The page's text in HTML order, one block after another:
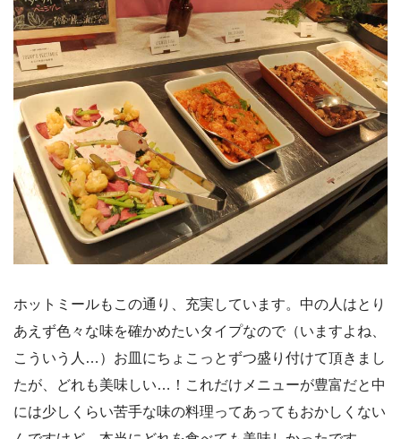
ホットミールもこの通り、充実しています。中の人はとり
あえず色々な味を確かめたいタイプなので（いますよね、
こういう人…）お皿にちょこっとずつ盛り付けて頂きまし
たが、どれも美味しい…！これだけメニューが豊富だと中
には少しくらい苦手な味の料理ってあってもおかしくない